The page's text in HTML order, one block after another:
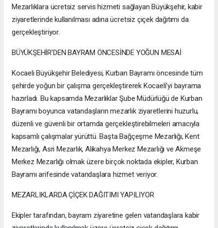
Mezarlıklara ücretsiz servis hizmeti sağlayan Büyükşehir, kabir
ziyaretlerinde kullanılması adına ücretsiz çiçek dağıtımı da
gerçekleştiriyor.
BÜYÜKŞEHİR’DEN BAYRAM ÖNCESİNDE YOĞUN MESAİ
Kocaeli Büyükşehir Belediyesi, Kurban Bayramı öncesinde tüm
şehirde yoğun bir çalışma gerçekleştirerek Kocaeli’yi bayrama
hazırladı. Bu kapsamda Mezarlıklar Şube Müdürlüğü de Kurban
Bayramı boyunca vatandaşların mezarlık ziyaretlerini huzurlu,
düzenli ve güvenli bir ortamda gerçekleştirebilmeleri amacıyla
kapsamlı çalışmalar yürüttü. Başta Bağçeşme Mezarlığı, Kent
Mezarlığı, Asri Mezarlık, Alikahya Merkez Mezarlığı ve Akmeşe
Merkez Mezarlığı olmak üzere birçok noktada ekipler, Kurban
Bayramı arifesinde vatandaşlara hizmet veriyor.
MEZARLIKLARDA ÇİÇEK DAĞITIMI YAPILIYOR
Ekipler tarafından, bayram ziyaretine gelen vatandaşlara kabir